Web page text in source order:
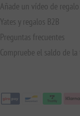
Añade un vídeo de
Yates y regalos B2B
Preguntas frecuentes
Compruebe el saldo de